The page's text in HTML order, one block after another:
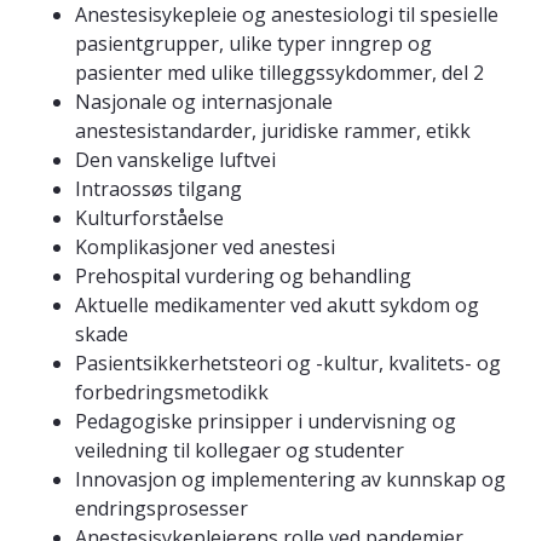
Anestesisykepleie og anestesiologi til spesielle
pasientgrupper, ulike typer inngrep og
pasienter med ulike tilleggssykdommer, del 2
Nasjonale og internasjonale
anestesistandarder, juridiske rammer, etikk
Den vanskelige luftvei
Intraossøs tilgang
Kulturforståelse
Komplikasjoner ved anestesi
Prehospital vurdering og behandling
Aktuelle medikamenter ved akutt sykdom og
skade
Pasientsikkerhetsteori og -kultur, kvalitets- og
forbedringsmetodikk
Pedagogiske prinsipper i undervisning og
veiledning til kollegaer og studenter
Innovasjon og implementering av kunnskap og
endringsprosesser